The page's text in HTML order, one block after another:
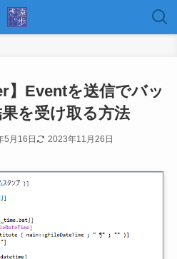
】Eventを送信でバッ
を受け取る方法
5月16日 2023年11月26日